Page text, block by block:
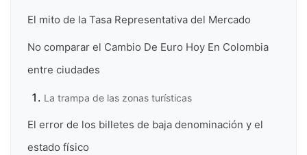
El mito de la Tasa Representativa del Mercado
No comparar el Cambio De Euro Hoy En Colombia
entre ciudades
La trampa de las zonas turísticas
El error de los billetes de baja denominación y el
estado físico